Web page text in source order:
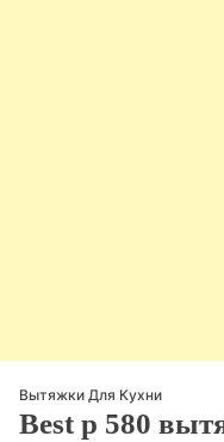
Вытяжки Для Кухни
Best p 580